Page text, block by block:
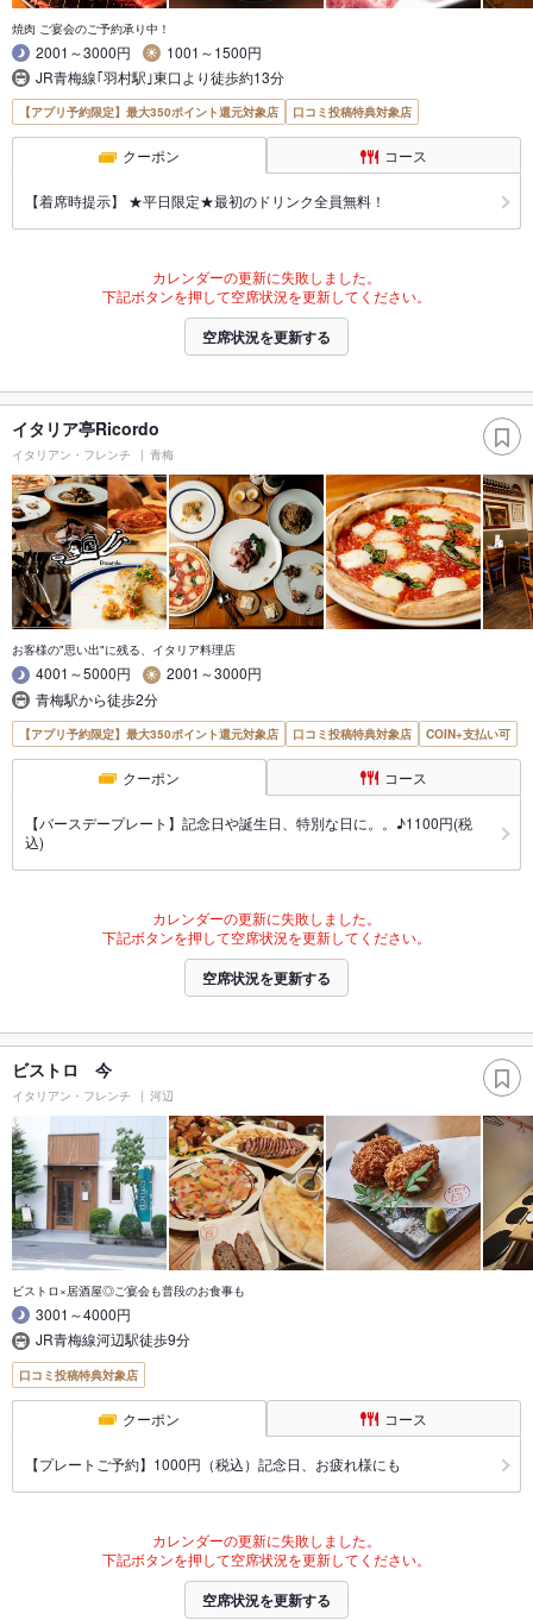
焼肉 ご宴会のご予約承り中！
2001～3000円
1001～1500円
JR青梅線｢羽村駅｣東口より徒歩約13分
【アプリ予約限定】最大350ポイント還元対象店 口コミ投稿特典対象店
クーポン コース
【着席時提示】 ★平日限定★最初のドリンク全員無料！
カレンダーの更新に失敗しました。
下記ボタンを押して空席状況を更新してください。
空席状況を更新する
イタリア亭Ricordo
イタリアン・フレンチ 青梅
お客様の"思い出"に残る、イタリア料理店
4001～5000円
2001～3000円
青梅駅から徒歩2分
【アプリ予約限定】最大350ポイント還元対象店 口コミ投稿特典対象店 COIN+支払い可
クーポン コース
【バースデープレート】記念日や誕生日、特別な日に。。♪1100円(税
込)
カレンダーの更新に失敗しました。
下記ボタンを押して空席状況を更新してください。
空席状況を更新する
ビストロ 今
イタリアン・フレンチ 河辺
ビストロ×居酒屋◎ご宴会も普段のお食事も
3001～4000円
JR青梅線河辺駅徒歩9分
口コミ投稿特典対象店
クーポン コース
【プレートご予約】1000円（税込）記念日、お疲れ様にも
カレンダーの更新に失敗しました。
下記ボタンを押して空席状況を更新してください。
空席状況を更新する